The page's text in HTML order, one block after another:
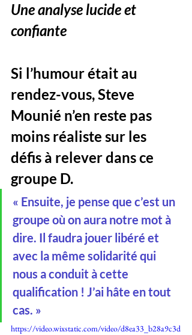
Une analyse lucide et
confiante
Si l’humour était au
rendez-vous, Steve
Mounié n’en reste pas
moins réaliste sur les
défis à relever dans ce
groupe D.
« Ensuite, je pense que c’est un
groupe où on aura notre mot à
dire. Il faudra jouer libéré et
avec la même solidarité qui
nous a conduit à cette
qualification ! J’ai hâte en tout
cas. »
https://video.wixstatic.com/video/d8ea33_b28a9c3d